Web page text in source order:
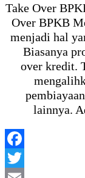
Take Over
Over BPKB
menjadi hal
Biasanya
over kredit.
lainnya.